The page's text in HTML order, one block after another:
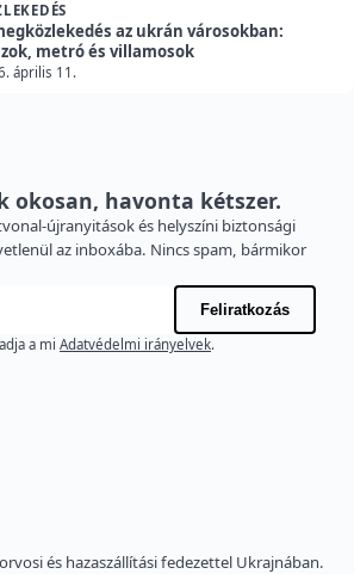
az ukrán városokban:
metró és villamosok
április 11.
okosan, havonta kétszer.
újranyitások és helyszíni biztonsági
az inboxába. Nincs spam, bármikor
Feliratkozás
a mi Adatvédelmi irányelvek.
és hazaszállítási fedezettel Ukrajnában.